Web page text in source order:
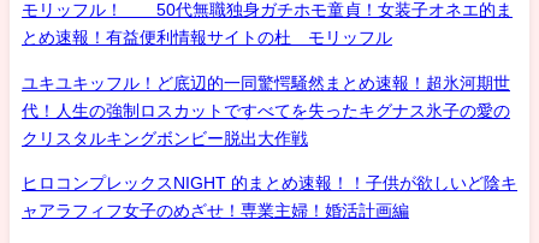
モリッフル！ 50代無職独身ガチホモ童貞！女装子オネエ的ま
とめ速報！有益便利情報サイトの杜 モリッフル
ユキユキッフル！ど底辺的一同驚愕騒然まとめ速報！超氷河期世
代！人生の強制ロスカットですべてを失ったキグナス氷子の愛の
クリスタルキングボンビー脱出大作戦
ヒロコンプレックスNIGHT 的まとめ速報！！子供が欲しいど陰キ
ャアラフィフ女子のめざせ！専業主婦！婚活計画編